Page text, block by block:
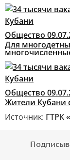
Общество
Для
Общество
Жители Кубани
Источник: ГТРК